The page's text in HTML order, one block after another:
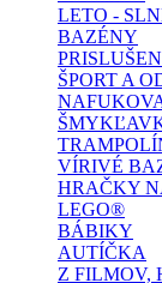
LETO -
BAZÉNY
ŠPORT A
VÍRIVÉ
HRAČKY
LEGO®
BÁBIKY
AUTÍČKA
Z FILMOV,